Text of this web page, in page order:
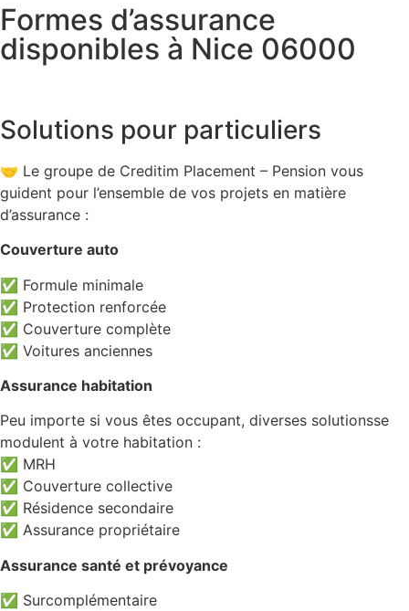
Formes d’assurance
disponibles à Nice 06000
Solutions pour particuliers
🤝 Le groupe de Creditim Placement – Pension vous
guident pour l’ensemble de vos projets en matière
d’assurance :
Couverture auto
✅ Formule minimale
✅ Protection renforcée
✅ Couverture complète
✅ Voitures anciennes
Assurance habitation
Peu importe si vous êtes occupant, diverses solutionsse
modulent à votre habitation :
✅ MRH
✅ Couverture collective
✅ Résidence secondaire
✅ Assurance propriétaire
Assurance santé et prévoyance
✅ Surcomplémentaire